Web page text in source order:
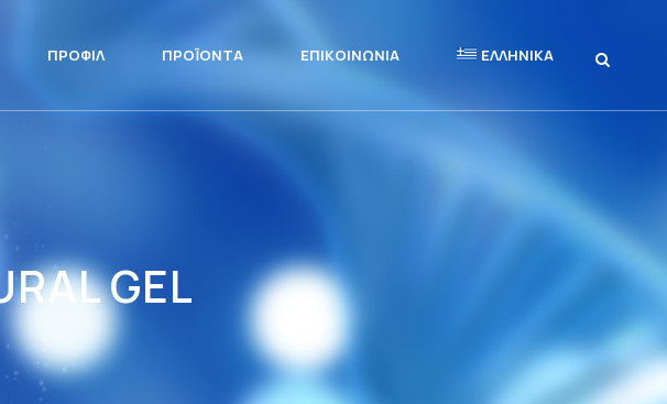
ΠΡΟΦΊΛ ΠΡΟΪΌΝΤΑ ΕΠΙΚΟΙΝΩΝΊΑ ΕΛΛΗΝΙΚΆ
GEL